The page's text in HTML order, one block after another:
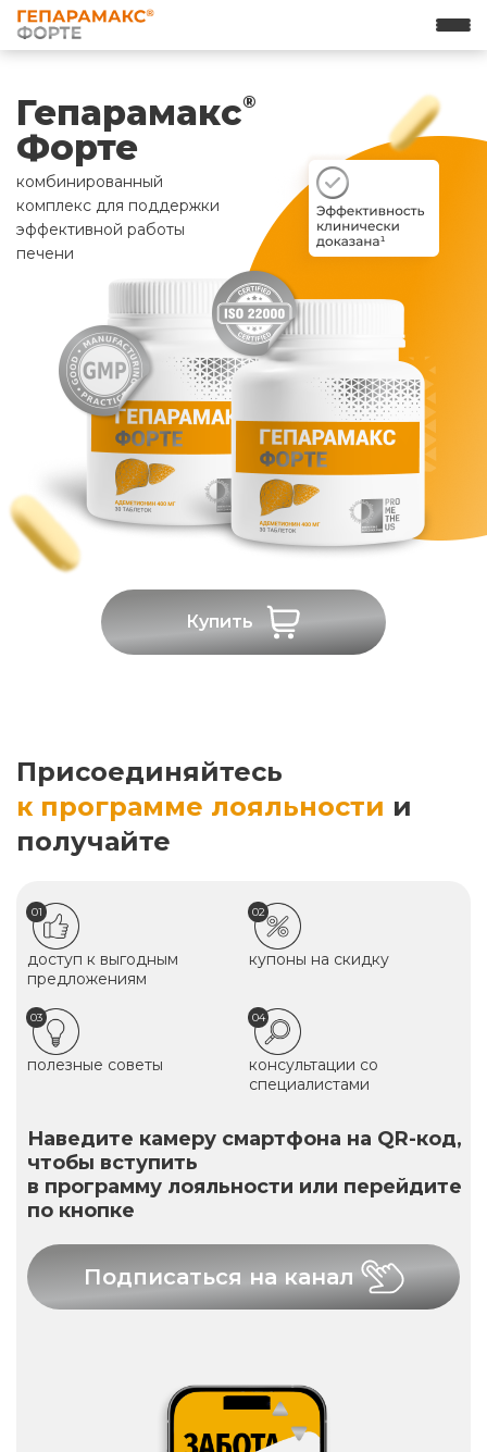
Гепарамакс®
Форте
комбинированный
комплекс для поддержки
эффективной работы
печени
Купить
Присоединяйтесь
к программе лояльности и
получайте
01
доступ к выгодным
предложениям
02
купоны на скидку
03
полезные советы
04
консультации со
специалистами
Наведите камеру смартфона на QR-код,
чтобы вступить
в программу лояльности или перейдите
по кнопке
Подписаться на канал